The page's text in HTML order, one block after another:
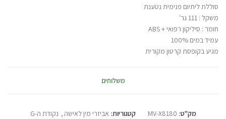
סוללת ליתיום פנימית נטענת
משקל : 111 גר'
חומר : סיליקון רפואי + ABS
עמיד במים 100%
מגיע בקופסת קרטון מקורית
משלוחים
מק"ט: MV-X8180 קטגוריות: אביזרי מין לאישה , נקודת ה-G